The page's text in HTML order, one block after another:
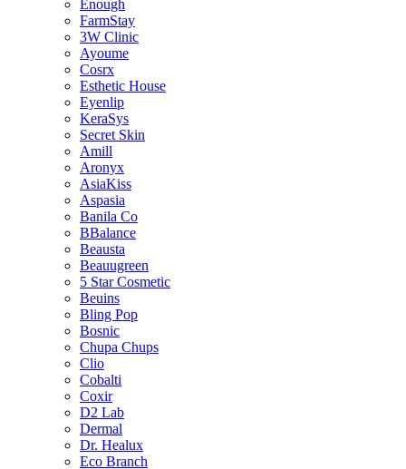
Enough
FarmStay
3W Clinic
Ayoume
Cosrx
Esthetic House
Eyenlip
KeraSys
Secret Skin
Amill
Aronyx
AsiaKiss
Aspasia
Banila Co
BBalance
Beausta
Beauugreen
5 Star Cosmetic
Beuins
Bling Pop
Bosnic
Chupa Chups
Clio
Cobalti
Coxir
D2 Lab
Dermal
Dr. Healux
Eco Branch